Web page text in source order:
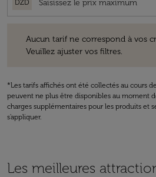
DZD
Aucun tarif ne correspond à vos
Veuillez ajuster vos filtres.
*Les tarifs affichés ont été collectés au cours
peuvent ne plus être disponibles au moment
charges supplémentaires pour les produits et
s'appliquer.
Les meilleures